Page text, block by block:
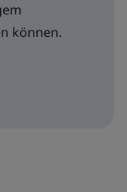
können.